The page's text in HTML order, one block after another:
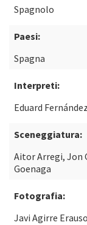
Spagnolo
Paesi:
Spagna
Interpreti:
Eduard
Sceneggiatura:
Aitor Arregi, Jon
Goenaga
Fotografia:
Javi Agirre Erauso